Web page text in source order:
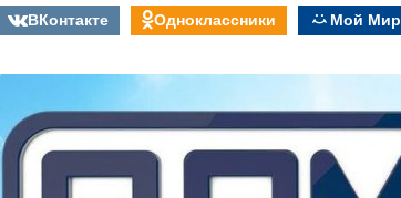
ВКонтакте Одноклассники Мой Мир